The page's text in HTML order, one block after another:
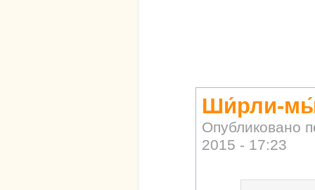
Ши́рли-
Опубликовано
2015 - 17:23